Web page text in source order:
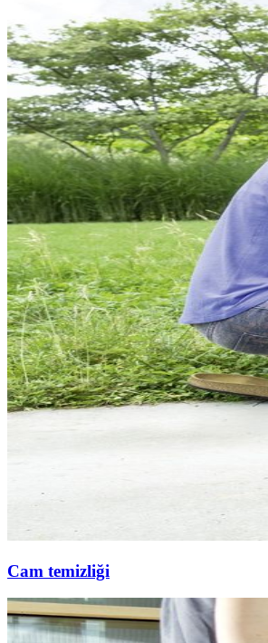
Cam temizliği